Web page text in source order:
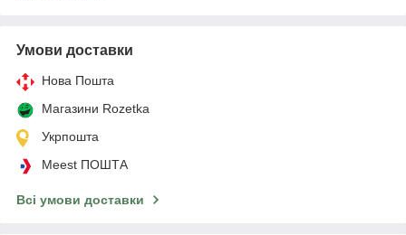
Умови доставки
Нова Пошта
Магазини Rozetka
Укрпошта
Meest ПОШТА
Всі умови доставки